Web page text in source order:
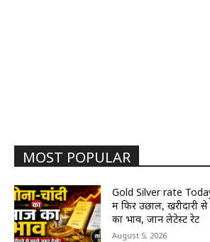
MOST POPULAR
Gold Silver rate
में फिर उछाल,
का भाव, जानें लेटेस्ट रेट
August 5, 2026